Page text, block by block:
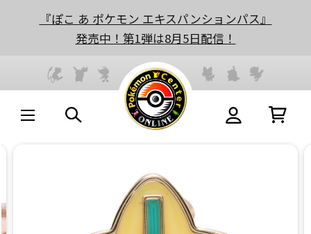
『ぽこ あ ポケモン エキスパンションパス』
発売中！第1弾は8月5日配信！